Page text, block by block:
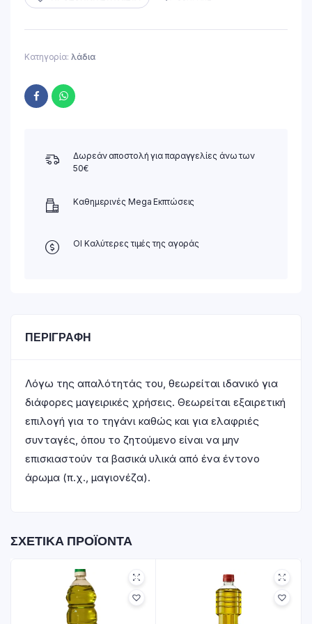
Κατηγορία: λάδια
Δωρεάν αποστολή για παραγγελίες άνω των
50€
Καθημερινές Mega Εκπτώσεις
ΟΙ Καλύτερες τιμές της αγοράς
ΠΕΡΙΓΡΑΦΉ
Λόγω της απαλότητάς του, θεωρείται ιδανικό για
διάφορες μαγειρικές χρήσεις. Θεωρείται εξαιρετική
επιλογή για το τηγάνι καθώς και για ελαφριές
συνταγές, όπου το ζητούμενο είναι να μην
επισκιαστούν τα βασικά υλικά από ένα έντονο
άρωμα (π.χ., μαγιονέζα).
ΣΧΕΤΙΚΆ ΠΡΟΪΌΝΤΑ